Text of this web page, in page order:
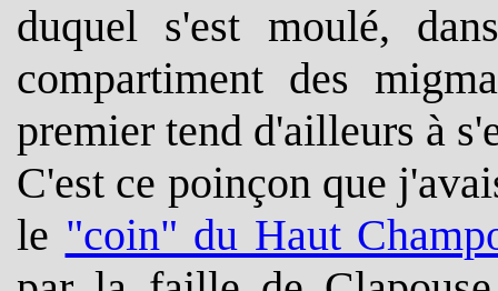
duquel s'est moulé,
compartiment des
premier tend d'ailleurs à
C'est ce poinçon que
le "coin" du Haut